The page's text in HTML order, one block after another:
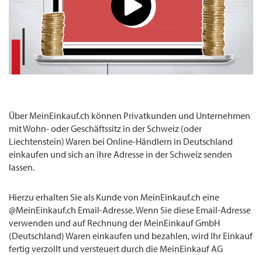
Über MeinEinkauf.ch können Privatkunden und Unternehmen
mit Wohn- oder Geschäftssitz in der Schweiz (oder
Liechtenstein) Waren bei Online-Händlern in Deutschland
einkaufen und sich an ihre Adresse in der Schweiz senden
lassen.
Hierzu erhalten Sie als Kunde von MeinEinkauf.ch eine
@MeinEinkauf.ch Email-Adresse. Wenn Sie diese Email-Adresse
verwenden und auf Rechnung der MeinEinkauf GmbH
(Deutschland) Waren einkaufen und bezahlen, wird Ihr Einkauf
fertig verzollt und versteuert durch die MeinEinkauf AG